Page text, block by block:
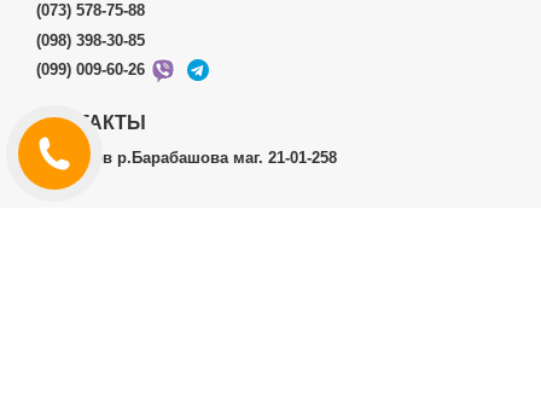
(073) 578-75-88
(098) 398-30-85
(099) 009-60-26
КОНТАКТЫ
г.Харьков р.Барабашова маг. 21-01-258